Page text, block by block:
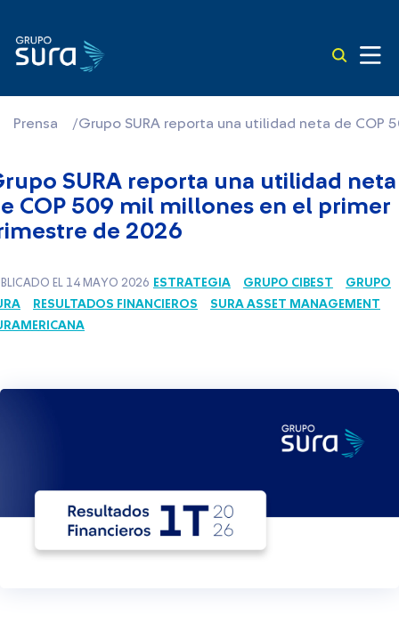
Prensa /Grupo SURA reporta una utilidad neta de
SURA reporta una utilidad neta
COP 509 mil millones en el primer
de 2026
EL 14 MAYO 2026 ESTRATEGIA GRUPO CIBEST
GRUPO
RESULTADOS FINANCIEROS
SURA ASSET MANAGEMENT